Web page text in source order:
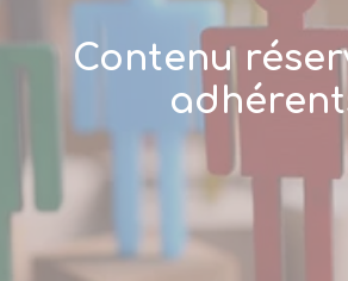
Contenu